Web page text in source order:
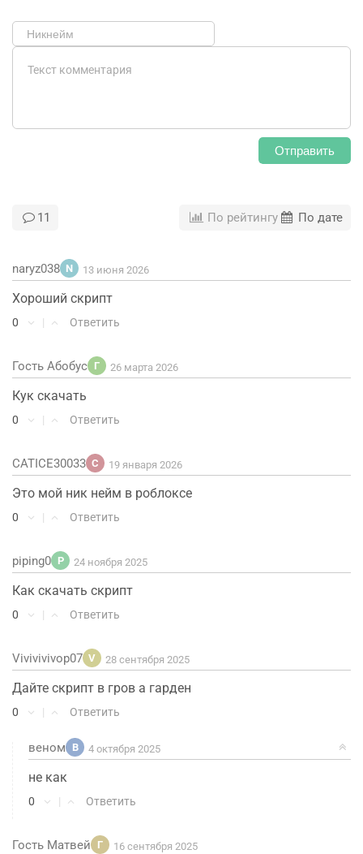
Отправить
11 По рейтингу По дате
naryz038 N 13 июня 2026
Хороший скрипт
0 | Ответить
Гость Абобус Г 26 марта 2026
Кук скачать
0 | Ответить
CATICE30033 C 19 января 2026
Это мой ник нейм в роблоксе
0 | Ответить
piping0 P 24 ноября 2025
Как скачать скрипт
0 | Ответить
Vivivivivop07 V 28 сентября 2025
Дайте скрипт в гров а гарден
0 | Ответить
веном В 4 октября 2025
не как
0 | Ответить
Гость Матвей Г 16 сентября 2025